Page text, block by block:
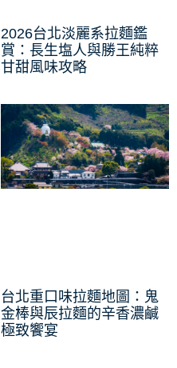
2026台北淡麗系拉麵鑑
賞：長生塩人與勝王純粹
甘甜風味攻略
台北重口味拉麵地圖：鬼
金棒與辰拉麵的辛香濃鹹
極致饗宴